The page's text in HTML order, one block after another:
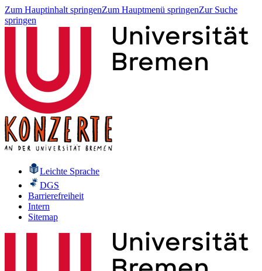
Zum Hauptinhalt springenZum Hauptmenü springenZur Suche
springen
Leichte Sprache
DGS
Barrierefreiheit
Intern
Sitemap